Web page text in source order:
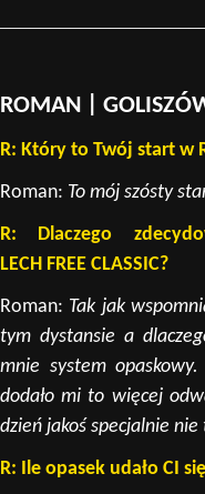
ROMAN |
R: Który to Twój start w
Roman: To mój szósty
R: Dlaczego
LECH FREE CLASSIC?
Roman: Tak jak
tym dystansie a
mnie system
dodało mi to więcej
dzień jakoś specjalnie nie
R: Ile opasek udało CI